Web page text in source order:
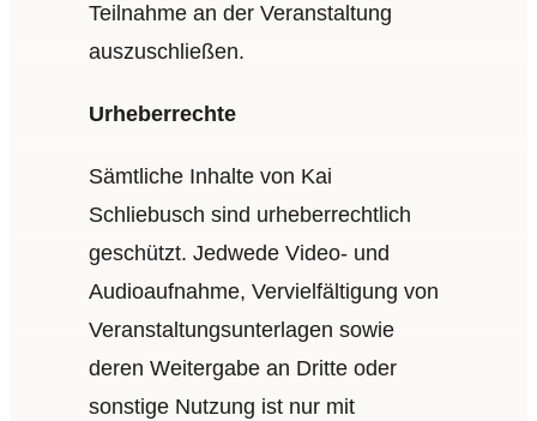
Teilnahme an der Veranstaltung
auszuschließen.
Urheberrechte
Sämtliche Inhalte von Kai
Schliebusch sind urheberrechtlich
geschützt. Jedwede Video- und
Audioaufnahme, Vervielfältigung von
Veranstaltungsunterlagen sowie
deren Weitergabe an Dritte oder
sonstige Nutzung ist nur mit